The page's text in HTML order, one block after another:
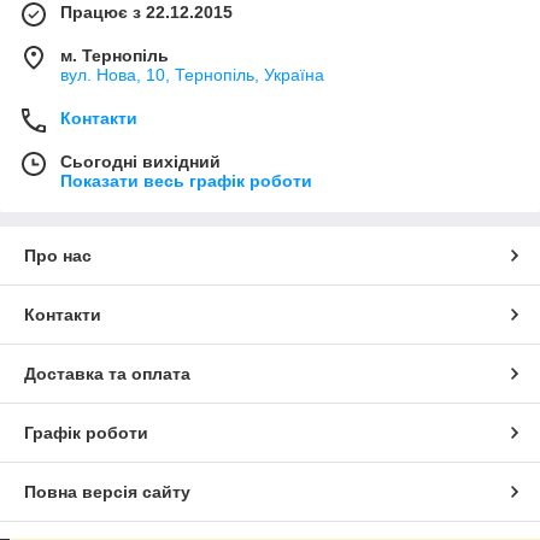
Працює з 22.12.2015
м. Тернопіль
вул. Нова, 10, Тернопіль, Україна
Контакти
Сьогодні вихідний
Показати весь графік роботи
Про нас
Контакти
Доставка та оплата
Графік роботи
Повна версія сайту